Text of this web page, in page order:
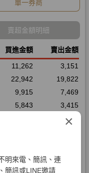
×
明來電、簡訊、連
簡訊或LINE邀請